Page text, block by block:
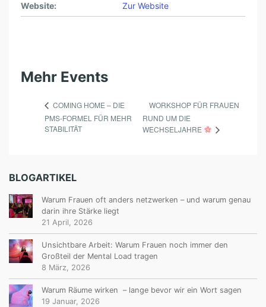
Website: Zur Website
Mehr Events
COMING HOME – DIE
PMS-FORMEL FÜR MEHR
STABILITÄT
WORKSHOP FÜR FRAUEN
RUND UM DIE
WECHSELJAHRE
BLOGARTIKEL
Warum Frauen oft anders netzwerken – und warum genau
darin ihre Stärke liegt
21 April, 2026
Unsichtbare Arbeit: Warum Frauen noch immer den
Großteil der Mental Load tragen
8 März, 2026
Warum Räume wirken – lange bevor wir ein Wort sagen
19 Januar, 2026